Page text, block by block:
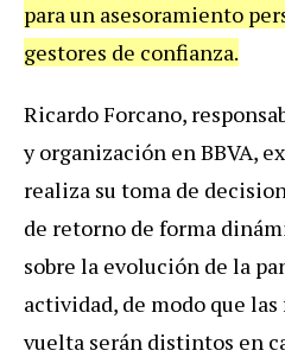
para un asesoramiento
gestores de confianza.
Ricardo Forcano,
y organización en BBVA,
realiza su toma de
de retorno de forma
sobre la evolución de la
actividad, de modo que
vuelta serán distintos en